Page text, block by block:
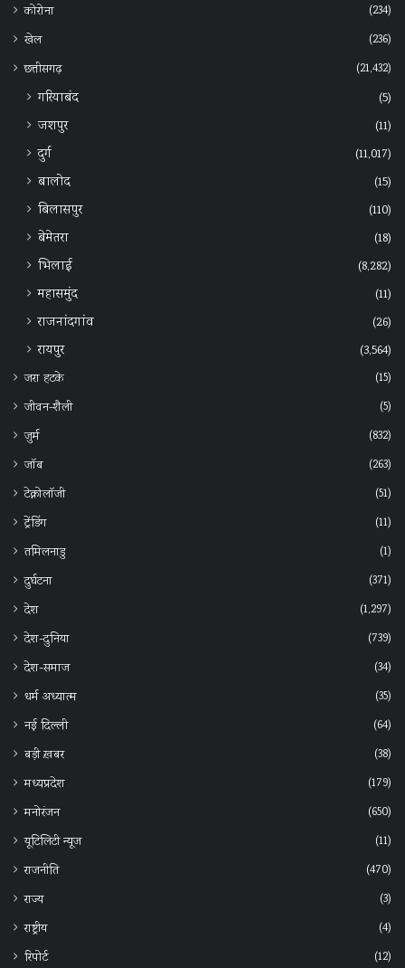
कोरोना
(234)
खेल
(236)
छत्तीसगढ़
(21,432)
गरियाबंद
(5)
जशपुर
(11)
दुर्ग
(11,017)
बालोद
(15)
बिलासपुर
(110)
बेमेतरा
(18)
भिलाई
(8,282)
महासमुंद
(11)
राजनांदगांव
(26)
रायपुर
(3,564)
जरा हटके
(15)
जीवन-शैली
(5)
जुर्म
(832)
जॉब
(263)
टेक्नोलॉजी
(51)
ट्रेंडिंग
(11)
तमिलनाडु
(1)
दुर्घटना
(371)
देश
(1,297)
देश-दुनिया
(739)
देश-समाज
(34)
धर्म अध्यात्म
(35)
नई दिल्ली
(64)
बड़ी ख़बर
(38)
मध्यप्रदेश
(179)
मनोरंजन
(650)
यूटिलिटी न्यूज
(11)
राजनीति
(470)
राज्य
(3)
राष्ट्रीय
(4)
रिपोर्ट
(12)